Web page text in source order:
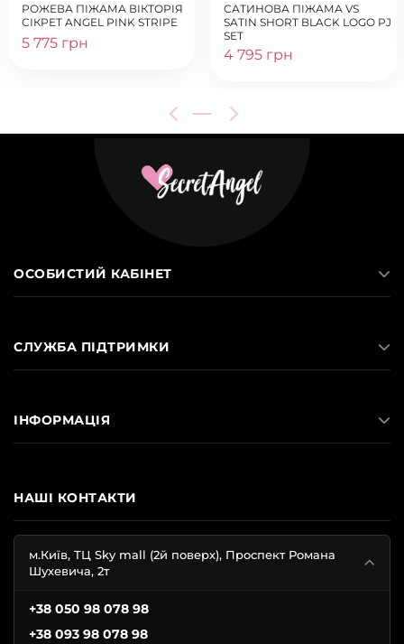
РОЖЕВА ПІЖАМА ВІКТОРІЯ
СІКРЕТ ANGEL PINK STRIPE
5 775 грн
САТИНОВА ПІЖАМА VS
SATIN SHORT BLACK LOGO PJ
SET
4 795 грн
НАШІ КОНТАКТИ
м.Київ, ТЦ Sky mall (2й поверх), Проспект Романа
Шухевича, 2т
+38 050 98 078 98
+38 093 98 078 98
ОСОБИСТИЙ КАБІНЕТ
СЛУЖБА ПІДТРИМКИ
ІНФОРМАЦІЯ